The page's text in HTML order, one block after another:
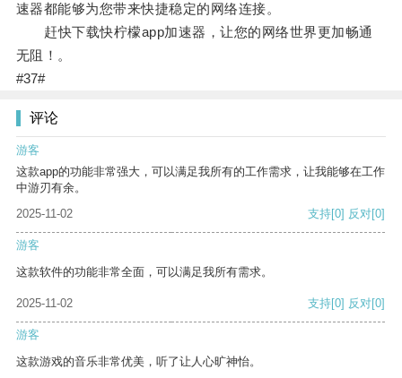
速器都能够为您带来快捷稳定的网络连接。
赶快下载快柠檬app加速器，让您的网络世界更加畅通
无阻！。
#37#
评论
游客
这款app的功能非常强大，可以满足我所有的工作需求，让我能够在工作
中游刃有余。
2025-11-02
支持[0] 反对[0]
游客
这款软件的功能非常全面，可以满足我所有需求。
2025-11-02 支持[0] 反对[0]
游客
这款游戏的音乐非常优美，听了让人心旷神怡。